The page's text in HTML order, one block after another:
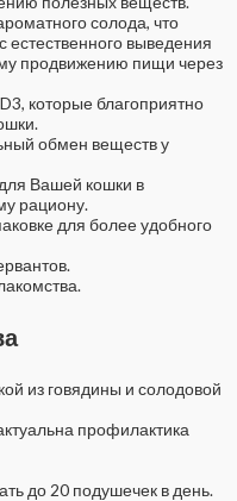
солода, что
естественного выведения
продвижению пищи через
которые благоприятно
обмен веществ у
Вашей кошки в
рациону.
для более удобного
из говядины и солодовой
профилактика
до 20 подушечек в день.